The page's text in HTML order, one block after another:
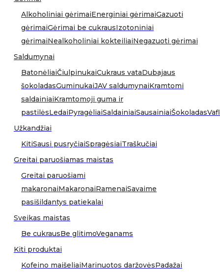
Alkoholiniai gėrimaiEnerginiai gėrimaiGazuoti
gėrimaiGėrimai be cukrausIzotoniniai
gėrimaiNealkoholiniai kokteiliaiNegazuoti gėrimai
Saldumynai
BatonėliaiČiulpinukaiCukraus vataDubajaus
šokoladasGuminukaiJAV saldumynaiKramtomi
saldainiaiKramtomoji guma ir
pastilėsLedaiPyragėliaiSaldainiaiSausainiaiŠokoladas
Užkandžiai
KitiSausi pusryčiaiSpragėsiaiTraškučiai
Greitai paruošiamas maistas
Greitai paruošiami
makaronaiMakaronaiRamenaiSavaime
pasišildantys patiekalai
Sveikas maistas
Be cukrausBe glitimoVeganams
Kiti produktai
Kofeino maišeliaiMarinuotos daržovėsPadažai